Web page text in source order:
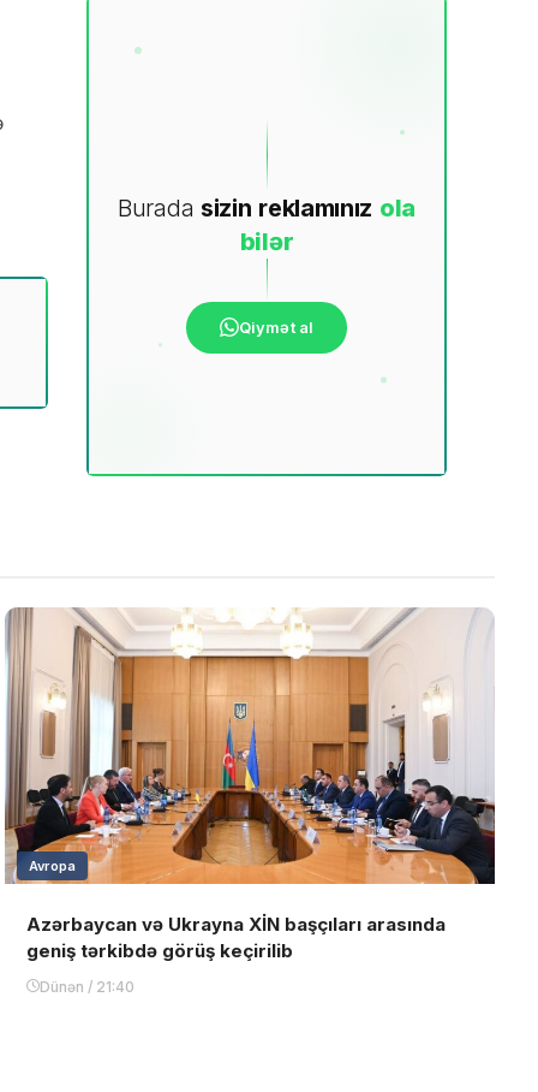
Burada sizin reklamınız ola
bilər
Qiymət al
Avropa
Azərbaycan və Ukrayna XİN başçıları arasında
geniş tərkibdə görüş keçirilib
Dünən / 21:40